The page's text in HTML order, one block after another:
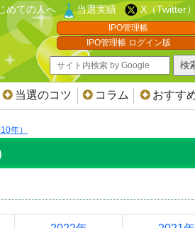
めての人へ 当選実績 X（Twitter）
IPO管理帳
IPO管理帳 ログイン版
当選のコツ コラム おすす
年）